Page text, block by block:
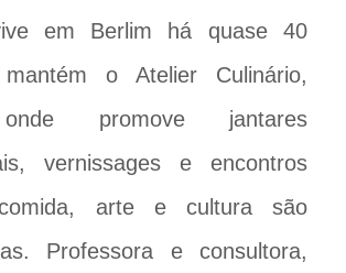
em Berlim há quase 40
o Atelier Culinário,
promove jantares
vernissages e encontros
arte e cultura são
Professora e consultora,